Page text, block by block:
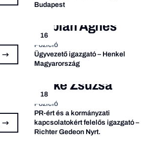
Budapest
16
Fábián Ágnes
Pozíció
Ügyvezető igazgató – Henkel
Magyarország
18
Beke Zsuzsa
Pozíció
PR-ért és a kormányzati
kapcsolatokért felelős igazgató –
Richter Gedeon Nyrt.